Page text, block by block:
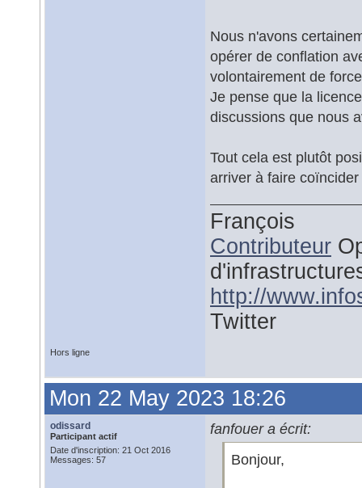
Nous n'avons
opérer de conflation
volontairement de
Je pense que la
discussions que nous
Tout cela est plutôt
arriver à faire
François
Contributeur
http://
Twitter
Hors ligne
Mon 22 May 2023 18:26
odissard
Participant actif
Date d'inscription: 21 Oct 2016
Messages: 57
fanfouer a écrit:
Bonjour,